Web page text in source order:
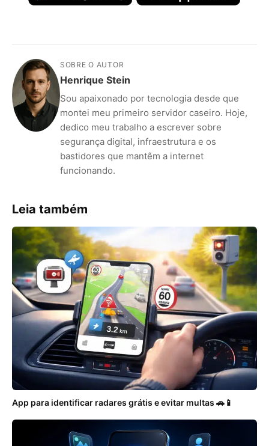
SOBRE O AUTOR
Henrique Stein
Sou apaixonado por tecnologia desde que
montei meu primeiro servidor caseiro. Hoje,
dedico meu trabalho a escrever sobre
segurança digital, infraestrutura e os
bastidores que mantêm a internet
funcionando.
Leia também
App para identificar radares grátis e evitar multas 🚗📱